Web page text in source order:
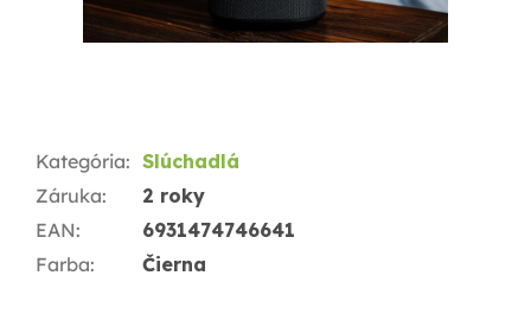
Kategória: Slúchadlá
Záruka:
2 roky
EAN:
6931474746641
Farba: Čierna